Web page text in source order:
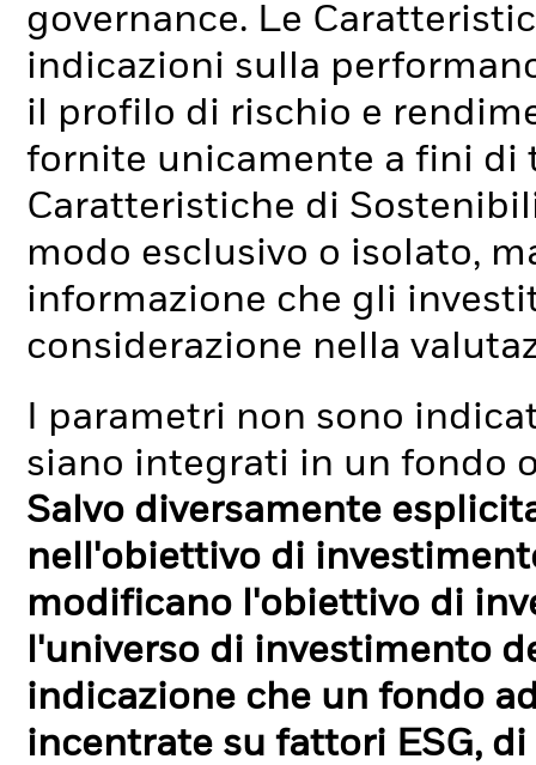
governance. Le
indicazioni sulla
il profilo di rischio e
fornite unicamente a fini di
Caratteristiche di
modo esclusivo o isolato,
informazione che gli
considerazione nella
I parametri non sono
siano integrati in un fondo
Salvo diversamente
nell'obiettivo di
modificano l'obiettivo di
l'universo di investimento
indicazione che un fondo
incentrate su fattori ESG,